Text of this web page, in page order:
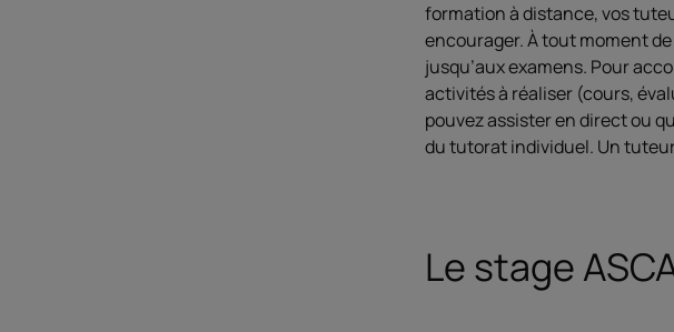
formation à distance, vos
encourager. À tout moment
jusqu’aux examens. Pour
activités à réaliser (cours,
pouvez assister en direct ou
du tutorat individuel. Un
Le stage